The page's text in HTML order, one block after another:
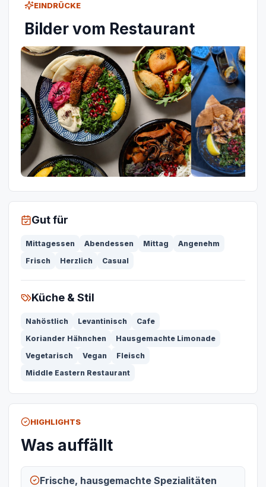
EINDRÜCKE
Bilder vom Restaurant
Gut für
Mittagessen Abendessen Mittag
Angenehm
Frisch
Herzlich Casual
Küche & Stil
Nahöstlich Levantinisch
Cafe
Koriander Hähnchen
Hausgemachte Limonade
Vegetarisch
Vegan
Fleisch
Middle Eastern Restaurant
HIGHLIGHTS
Was auffällt
Frische, hausgemachte Spezialitäten